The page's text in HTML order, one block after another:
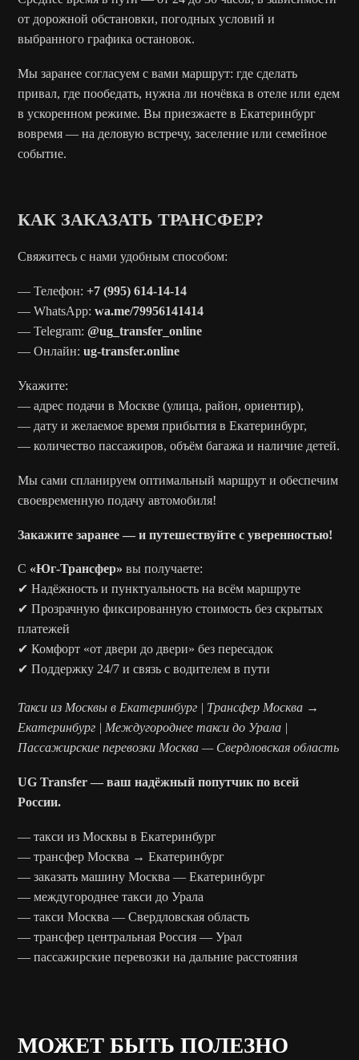
от дорожной обстановки, погодных условий и
выбранного графика остановок.
Мы заранее согласуем с вами маршрут: где сделать
привал, где пообедать, нужна ли ночёвка в отеле или едем
в ускоренном режиме. Вы приезжаете в Екатеринбург
вовремя — на деловую встречу, заселение или семейное
событие.
КАК ЗАКАЗАТЬ ТРАНСФЕР?
Свяжитесь с нами удобным способом:
— Телефон:+7 (995) 614-14-14
— WhatsApp:wa.me/79956141414
— Telegram: @ug_transfer_online
— Онлайн:ug-transfer.online
Укажите:
— адрес подачи в Москве (улица, район, ориентир),
— дату и желаемое время прибытия в Екатеринбург,
— количество пассажиров, объём багажа и наличие детей.
Мы сами спланируем оптимальный маршрут и обеспечим
своевременную подачу автомобиля!
Закажите заранее — и путешествуйте с уверенностью!
С «Юг-Трансфер» вы получаете:
✔ Надёжность и пунктуальность на всём маршруте
✔ Прозрачную фиксированную стоимость без скрытых
платежей
✔ Комфорт «от двери до двери» без пересадок
✔ Поддержку 24/7 и связь с водителем в пути
Такси из Москвы в Екатеринбург | Трансфер Москва →
Екатеринбург | Междугороднее такси до Урала |
Пассажирские перевозки Москва — Свердловская область
UG Transfer — ваш надёжный попутчик по всей
России.
— такси из Москвы в Екатеринбург
— трансфер Москва → Екатеринбург
— заказать машину Москва — Екатеринбург
— междугороднее такси до Урала
— такси Москва — Свердловская область
— трансфер центральная Россия — Урал
— пассажирские перевозки на дальние расстояния
МОЖЕТ БЫТЬ ПОЛЕЗНО